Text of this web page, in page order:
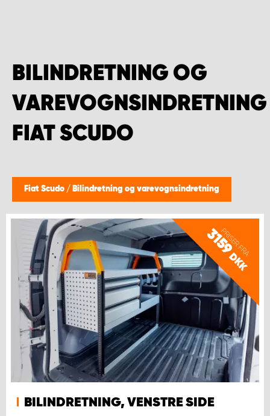
BILINDRETNING OG
VAREVOGNSINDRETNING
FIAT SCUDO
Fiat Scudo / Bilindretning og varevognsindretning
PRISER FRA
3159
DKK
BILINDRETNING, VENSTRE SIDE